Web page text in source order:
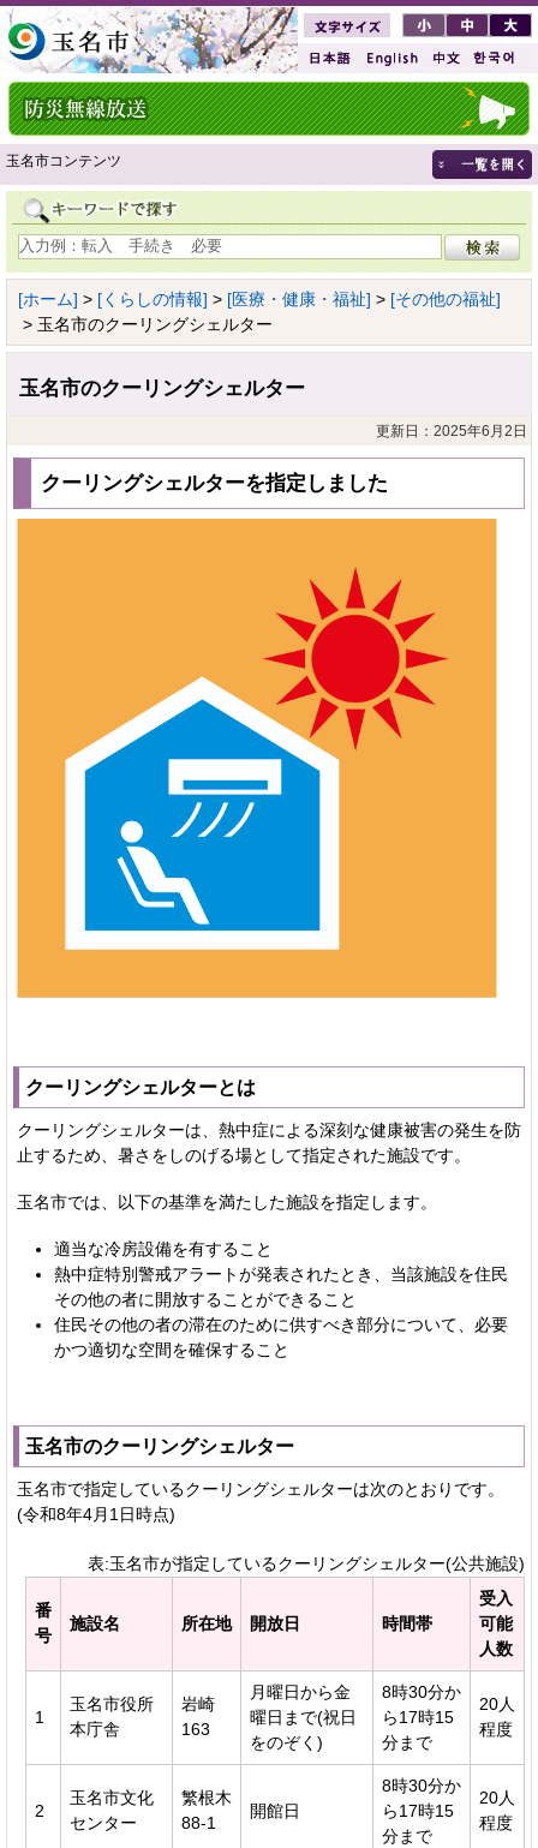
玉名市コンテンツ
[ホーム] > [くらしの情報] > [医療・健康・福祉] > [その他の福祉]
> 玉名市のクーリングシェルター
玉名市のクーリングシェルター
更新日：2025年6月2日
クーリングシェルターを指定しました
クーリングシェルターとは
クーリングシェルターは、熱中症による深刻な健康被害の発生を防
止するため、暑さをしのげる場として指定された施設です。
玉名市では、以下の基準を満たした施設を指定します。
適当な冷房設備を有すること
熱中症特別警戒アラートが発表されたとき、当該施設を住民
その他の者に開放することができること
住民その他の者の滞在のために供すべき部分について、必要
かつ適切な空間を確保すること
玉名市のクーリングシェルター
玉名市で指定しているクーリングシェルターは次のとおりです。
(令和8年4月1日時点)
表:玉名市が指定しているクーリングシェルター(公共施設)
番
号
施設名 所在地 開放日 時間帯
受入
可能
人数
1
玉名市役所
本庁舎
岩崎
163
月曜日から金
曜日まで(祝日
をのぞく)
8時30分か
ら17時15
分まで
20人
程度
2
玉名市文化
センター
繁根木
88-1
開館日
8時30分か
ら17時15
分まで
20人
程度